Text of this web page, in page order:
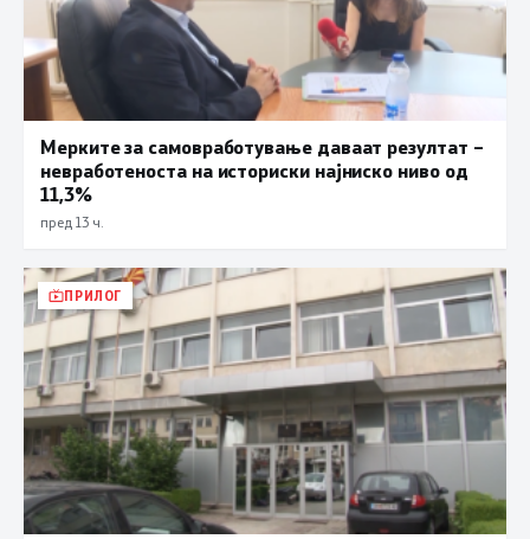
Мерките за самовработување даваат резултат –
невработеноста на историски најниско ниво од
11,3%
пред 13 ч.
ПРИЛОГ